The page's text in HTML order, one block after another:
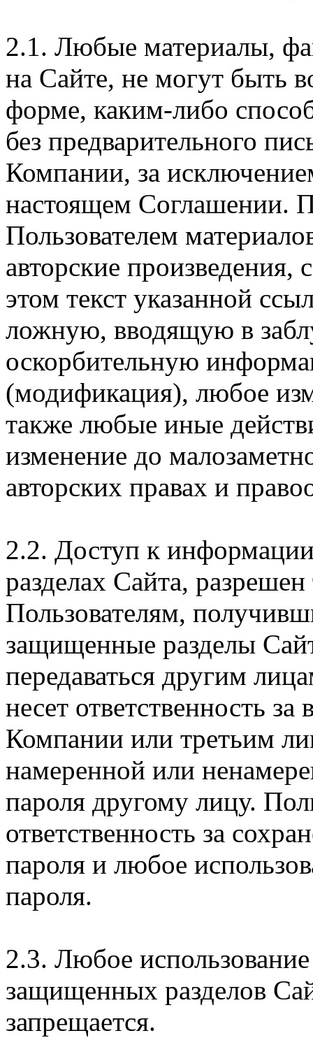
2.1. Любые материалы,
на Сайте, не могут быть
форме, каким-либо
без предварительного
Компании, за
настоящем Соглашении.
Пользователем
авторские произведения,
этом текст указанной
ложную, вводящую в
оскорбительную
(модификация), любое
также любые иные
изменение до
авторских правах и
2.2. Доступ к
разделах Сайта,
Пользователям,
защищенные разделы
передаваться другим
несет ответственность
Компании или третьим
намеренной или
пароля другому лицу.
ответственность за
пароля и любое
пароля.
2.3. Любое
защищенных разделов
запрещается.